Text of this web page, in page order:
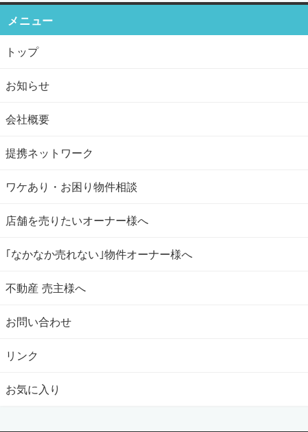
メニュー
トップ
お知らせ
会社概要
提携ネットワーク
ワケあり・お困り物件相談
店舗を売りたいオーナー様へ
｢なかなか売れない｣物件オーナー様へ
不動産 売主様へ
お問い合わせ
リンク
お気に入り